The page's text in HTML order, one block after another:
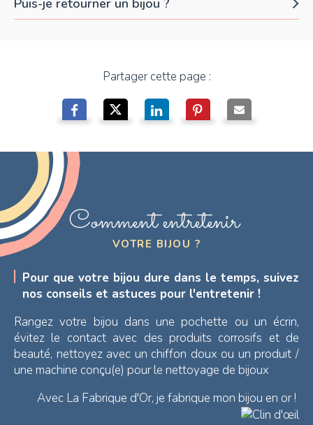
Partager cette page :
Comment entretenir
VOTRE BIJOU ?
Pour que votre bijou dure dans le temps, suivez
nos conseils et astuces pour l'entretenir !
Rangez votre bijou dans une pochette ou un écrin,
évitez le contact avec des produits corrosifs et de
beauté, nettoyez avec un chiffon doux ou un produit /
une machine conçu(e) pour le nettoyage de bijoux
Avec La Fabrique d'Or, je fabrique mon bijou en or !